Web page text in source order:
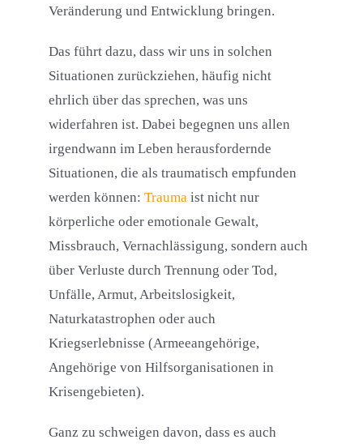
Veränderung und Entwicklung bringen.
Das führt dazu, dass wir uns in solchen
Situationen zurückziehen, häufig nicht
ehrlich über das sprechen, was uns
widerfahren ist. Dabei begegnen uns allen
irgendwann im Leben herausfordernde
Situationen, die als traumatisch empfunden
werden können: Trauma ist nicht nur
körperliche oder emotionale Gewalt,
Missbrauch, Vernachlässigung, sondern auch
über Verluste durch Trennung oder Tod,
Unfälle, Armut, Arbeitslosigkeit,
Naturkatastrophen oder auch
Kriegserlebnisse (Armeeangehörige,
Angehörige von Hilfsorganisationen in
Krisengebieten).
Ganz zu schweigen davon, dass es auch